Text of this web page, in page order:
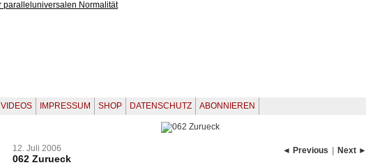
VIDEOS IMPRESSUM SHOP DATENSCHUTZ ABONNIEREN
◄ Previous Next ►
12. Juli 2006
062 Zurueck